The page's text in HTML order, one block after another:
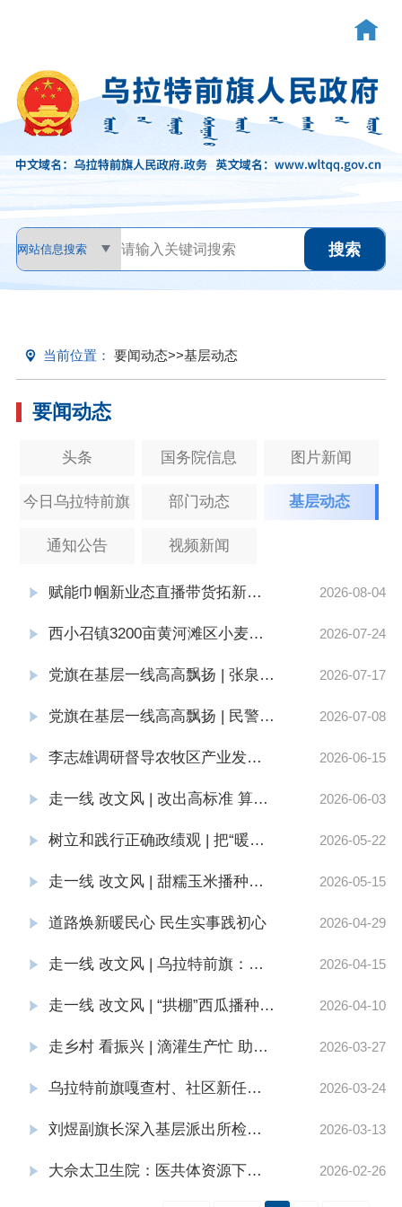
当前位置： 要闻动态>>基层动态
要闻动态
头条 国务院信息 图片新闻
今日乌拉特前旗 部门动态 基层动态
通知公告 视频新闻
2026-08-04
赋能巾帼新业态直播带货拓新路—西小召镇妇联开展“她力量·新职途”直播带货技能培训
2026-07-24
西小召镇3200亩黄河滩区小麦收获
2026-07-17
党旗在基层一线高高飘扬 | 张泉龙：从“补丁地”到“丰产田” 实干兴村暖民心
2026-07-08
党旗在基层一线高高飘扬 | 民警哈达：我是党员就要冲在前
2026-06-15
李志雄调研督导农牧区产业发展、企业生产经营和防洪防汛工作
2026-06-03
走一线 改文风 | 改出高标准 算出增收账
2026-05-22
树立和践行正确政绩观 | 把“暖流”作为检验政绩的“标尺”
2026-05-15
走一线 改文风 | 甜糯玉米播种酣 “订单种植”育新景
2026-04-29
道路焕新暖民心 民生实事践初心
2026-04-15
走一线 改文风 | 乌拉特前旗：昔日盐碱荒滩变身“聚宝盆” 设施农业“种”出乡村振兴新图景
2026-04-10
走一线 改文风 | “拱棚”西瓜播种希望
2026-03-27
走乡村 看振兴 | 滴灌生产忙 助农春播稳
2026-03-24
乌拉特前旗嘎查村、社区新任团组织书记培训班暨“青马工程”班开班
2026-03-13
刘煜副旗长深入基层派出所检查指导工作
2026-02-26
大佘太卫生院：医共体资源下沉 赋能筑牢基层健康服务防线